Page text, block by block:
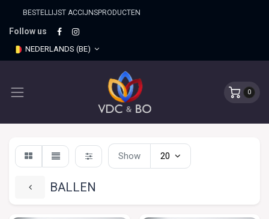
BESTELLIJST ACCIJNSPRO​DUCTEN
Follow us
NEDERLANDS (BE)
0
BALLEN
Show 20